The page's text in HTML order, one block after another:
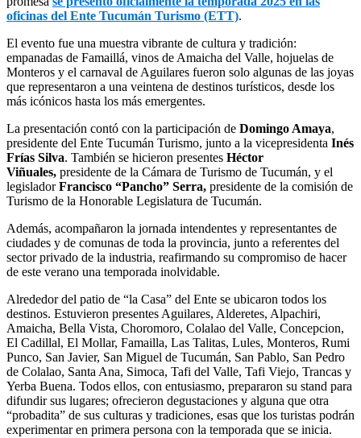
oficinas del Ente Tucumán Turismo (ETT).
El evento fue una muestra vibrante de cultura y tradición:
empanadas de Famaillá, vinos de Amaicha del Valle, hojuelas de
Monteros y el carnaval de Aguilares fueron solo algunas de las joyas
que representaron a una veintena de destinos turísticos, desde los
más icónicos hasta los más emergentes.
La presentación contó con la participación de Domingo Amaya,
presidente del Ente Tucumán Turismo, junto a la vicepresidenta Inés
Frías Silva. También se hicieron presentes Héctor
Viñuales, presidente de la Cámara de Turismo de Tucumán, y el
legisladorFrancisco “Pancho” Serra, presidente de la comisión de
Turismo de la Honorable Legislatura de Tucumán.
Además, acompañaron la jornada intendentes y representantes de
ciudades y de comunas de toda la provincia, junto a referentes del
sector privado de la industria, reafirmando su compromiso de hacer
de este verano una temporada inolvidable.
Alrededor del patio de “la Casa” del Ente se ubicaron todos los
destinos. Estuvieron presentes Aguilares, Alderetes, Alpachiri,
Amaicha, Bella Vista, Choromoro, Colalao del Valle, Concepcion,
El Cadillal, El Mollar, Famailla, Las Talitas, Lules, Monteros, Rumi
Punco, San Javier, San Miguel de Tucumán, San Pablo, San Pedro
de Colalao, Santa Ana, Simoca, Tafi del Valle, Tafi Viejo, Trancas y
Yerba Buena. Todos ellos, con entusiasmo, prepararon su stand para
difundir sus lugares; ofrecieron degustaciones y alguna que otra
“probadita” de sus culturas y tradiciones, esas que los turistas podrán
experimentar en primera persona con la temporada que se inicia.